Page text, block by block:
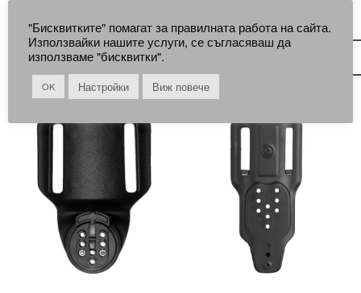
"Бисквитките" помагат за правилната работа на сайта.
Използвайки нашите услуги, се съгласяваш да
използваме "бисквитки".
OK Настройки Виж повече